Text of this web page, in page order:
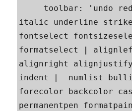
italic underline
fontselect
formatselect |
alignright
indent |  numlist
forecolor backcolor
permanentpen